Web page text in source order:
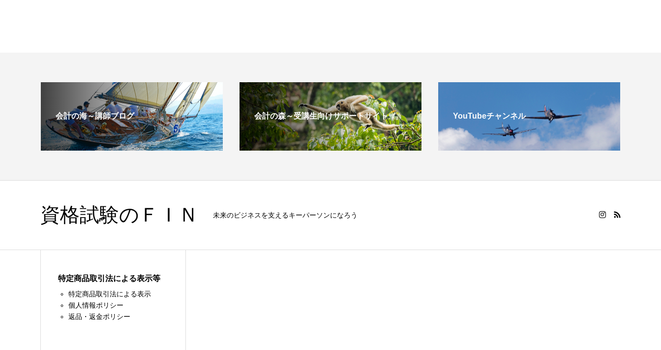
会計の海～講師ブログ 会計の森～受講生向けサポートサイト YouTubeチャンネル
資格試験のＦＩＮ 未来のビジネスを支えるキーパーソンになろう
特定商品取引法による表示等
特定商品取引法による表示
個人情報ポリシー
返品・返金ポリシー